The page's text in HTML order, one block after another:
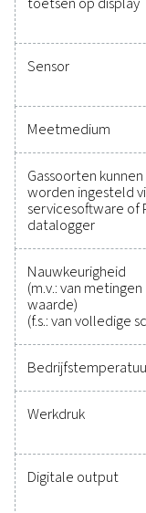
Het was
te
de
handhaven
naadloze
te houden.
Neem